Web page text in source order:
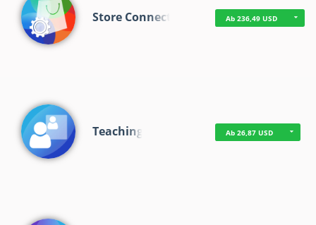
Store Connect Ab 236,49 USD
Teaching Ab 26,87 USD